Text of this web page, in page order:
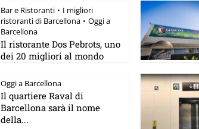
Bar e Ristoranti • I migliori
ristoranti di Barcellona • Oggi a
Barcellona
Il ristorante Dos Pebrots, uno
dei 20 migliori al mondo
Oggi a Barcellona
Il quartiere Raval di
Barcellona sarà il nome
della...